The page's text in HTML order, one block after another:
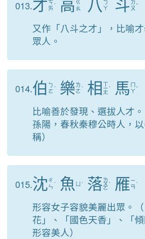
013.才ㄘ
ㄞ ˊ 高 ㄍ
ㄠ
八 ㄅ
ㄚ
斗 ㄉ
ㄡˇ
又作「八斗之才」，比喻
眾人。
014.伯 ㄅ
ㄛ ˊ 樂ㄌ
ㄜˋ 相 ㄒ
ㄧ
ㄤ
ˋ 馬 ㄇ
ㄚˇ
比喻善於發現、選拔人才
孫陽，春秋秦穆公時人，
稱）
015.沈ㄔ
ㄣ ˊ 魚 ˊ 落ㄌ
ㄨ
ㄛ
ˋ 雁ㄧ
ㄢˋ
形容女子容貌美麗出眾。
花」、「國色天香」、「
形容美人）